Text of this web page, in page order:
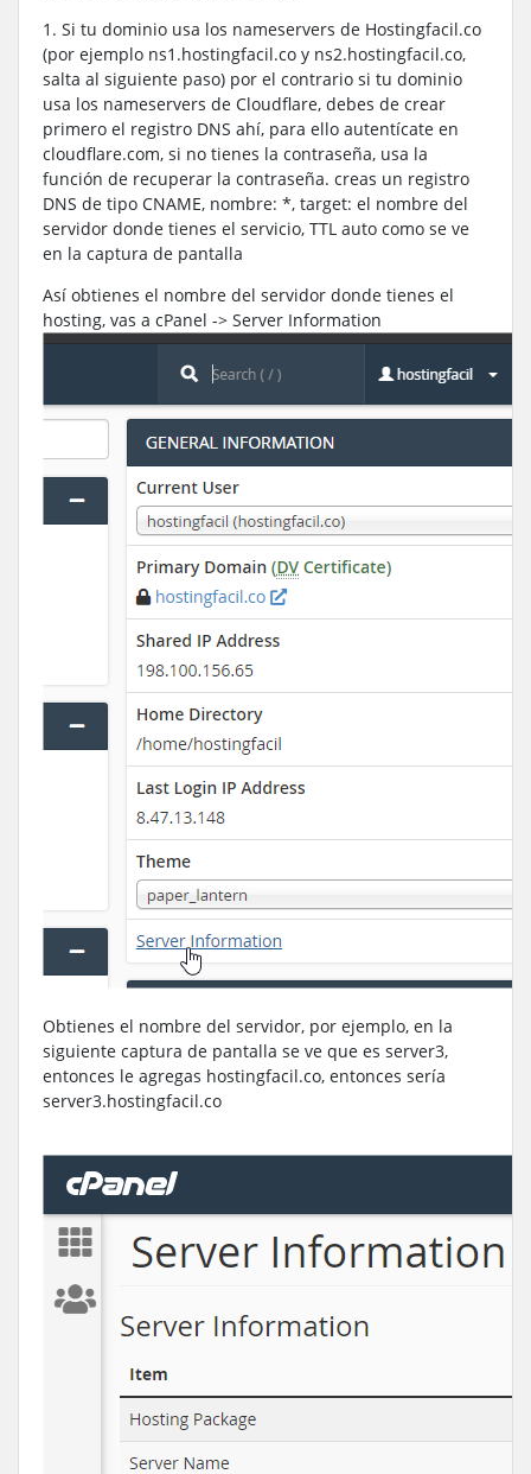
1. Si tu dominio usa los nameservers de Hostingfacil.co
(por ejemplo ns1.hostingfacil.co y ns2.hostingfacil.co,
salta al siguiente paso) por el contrario si tu dominio
usa los nameservers de Cloudflare, debes de crear
primero el registro DNS ahí, para ello autentícate en
cloudflare.com, si no tienes la contraseña, usa la
función de recuperar la contraseña. creas un registro
DNS de tipo CNAME, nombre: *, target: el nombre del
servidor donde tienes el servicio, TTL auto como se ve
en la captura de pantalla
Así obtienes el nombre del servidor donde tienes el
hosting, vas a cPanel -> Server Information
Obtienes el nombre del servidor, por ejemplo, en la
siguiente captura de pantalla se ve que es server3,
entonces le agregas hostingfacil.co, entonces sería
server3.hostingfacil.co